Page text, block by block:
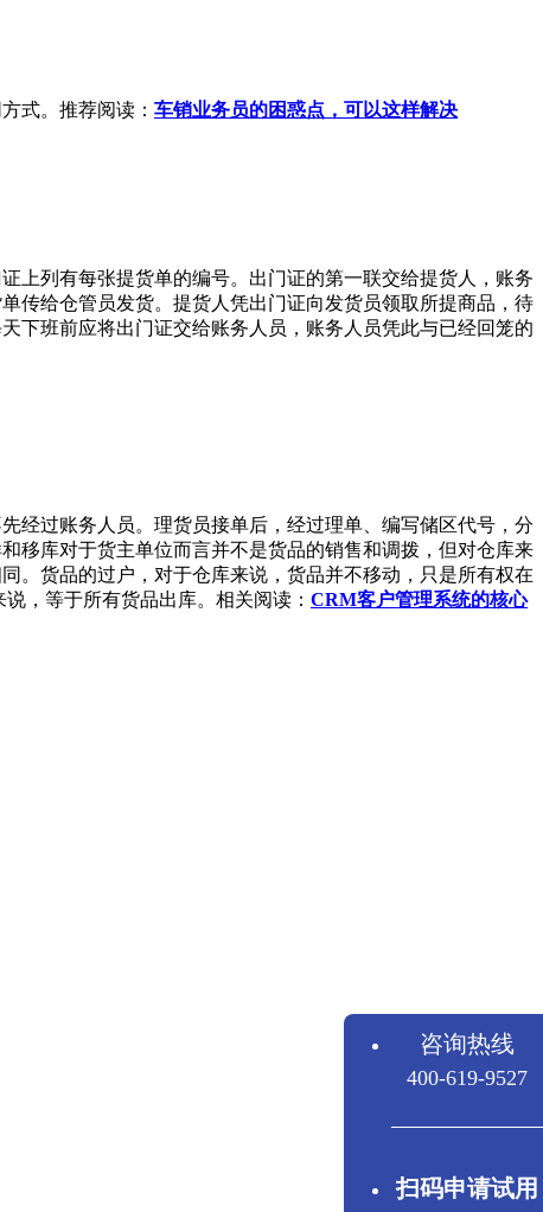
式。推荐阅读： 车销业务员的困惑点，可以这样解决
列有每张提货单的编号。出门证的第一联交给提货人，账务
传给仓管员发货。提货人凭出门证向发货员领取所提商品，待
下班前应将出门证交给账务人员，账务人员凭此与已经回笼的
过账务人员。理货员接单后，经过理单、编写储区代号，分
移库对于货主单位而言并不是货品的销售和调拨，但对仓库来
。货品的过户，对于仓库来说，货品并不移动，只是所有权在
，等于所有货品出库。相关阅读： CRM客户管理系统的核心
咨询热线
400-619-9527
扫码申请试用